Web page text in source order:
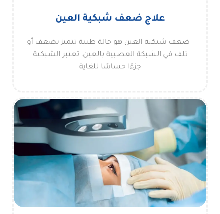
علاج ضعف شبكية العين
ضعف شبكية العين هو حالة طبية تتميز بضعف أو
تلف في الشبكة العصبية بالعين. تعتبر الشبكية
جزءًا حساسًا للغاية